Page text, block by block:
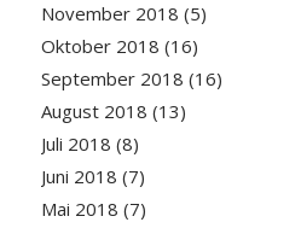
November 2018 (5)
Oktober 2018 (16)
September 2018 (16)
August 2018 (13)
Juli 2018 (8)
Juni 2018 (7)
Mai 2018 (7)